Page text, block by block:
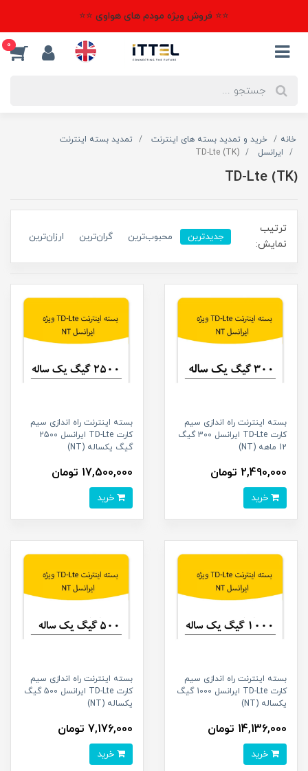
⭐⭐ فروش ویژه مودم های هواوی ⭐⭐
0
خانه خرید و تمدید بسته های اینترنت
تمدید بسته اینترنت
ایرانسل
(TK) TD-Lte
(TK) TD-Lte
ترتیب
نمایش:
جدیدترین محبوب‌ترین گران‌ترین ارزان‌ترین
بسته اینترنت راه اندازی سیم
کارت TD-Lte ایرانسل 300 گیگ
12 ماهه (NT)
2,490,000 تومان
بسته اینترنت راه اندازی سیم
کارت TD-Lte ایرانسل 2500
گیگ یکساله (NT)
17,500,000 تومان
بسته اینترنت راه اندازی سیم
کارت TD-Lte ایرانسل 1000 گیگ
یکساله (NT)
14,136,000 تومان
بسته اینترنت راه اندازی سیم
کارت TD-Lte ایرانسل 500 گیگ
یکساله (NT)
7,176,000 تومان